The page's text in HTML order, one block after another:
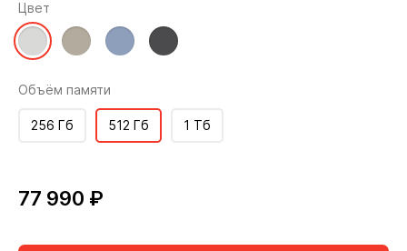
Цвет
Объём памяти
512 Гб
256 Гб 1 Тб
77 990 ₽